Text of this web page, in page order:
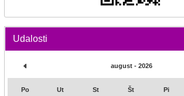
Udalosti
august - 2026
Po Ut St Št Pi